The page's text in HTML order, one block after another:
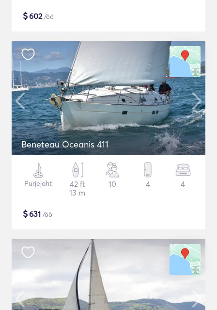
$602/öö
Beneteau Oceanis 411
Purjejaht
42 ft
13 m
10 4 4
$631 /öö